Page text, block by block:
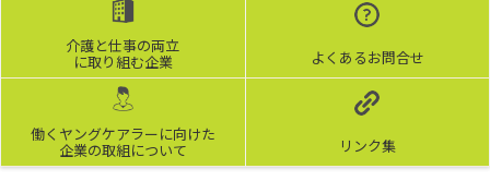
介護と仕事の両立
に取り組む企業 よくあるお問合せ
働くヤングケアラーに向けた
企業の取組について リンク集